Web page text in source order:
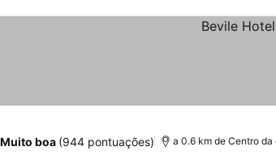
Muito boa (944 pontuações) a 0.6 km de Centro da